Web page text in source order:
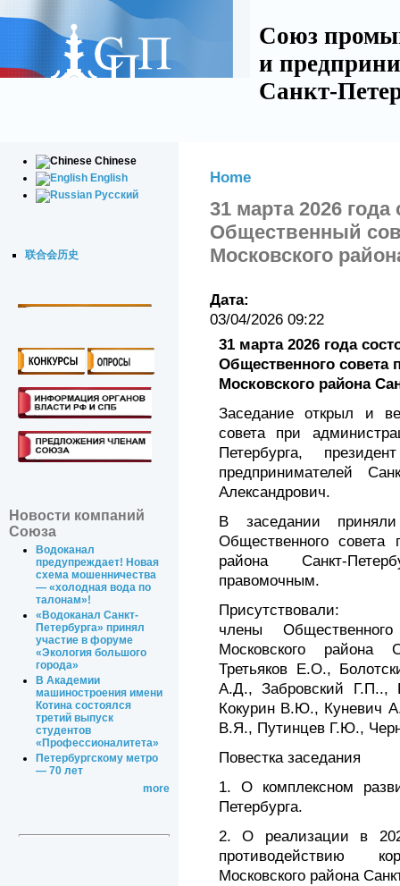
Союз
и
Санкт-
Chinese
English
Русский
联合会历史
Новости компаний
Союза
Водоканал
предупреждает! Новая
схема мошенничества
— «холодная вода по
талонам»!
«Водоканал Санкт-
Петербурга» принял
участие в форуме
«Экология большого
города»
В Академии
машиностроения имени
Котина состоялся
третий выпуск
студентов
«Профессионалитета»
Петербургскому метро
— 70 лет
more
Home
31 марта 2026 года
Общественный
Московского
Дата:
03/04/2026 09:22
31 марта 2026 года
Общественного совета
Московского района
Заседание открыл и
совета при
Петербурга,
предпринимателей
Александрович.
В заседании
Общественного совета
района Санкт-
правомочным.
Присутствовали:
члены
Московского района
Третьяков Е.О.,
А.Д., Забровский Г.П..,
Кокурин В.Ю., Куневич
В.Я., Путинцев Г.Ю.,
Повестка заседания
1. О комплексном
Петербурга.
2. О реализации в
противодействию
Московского района